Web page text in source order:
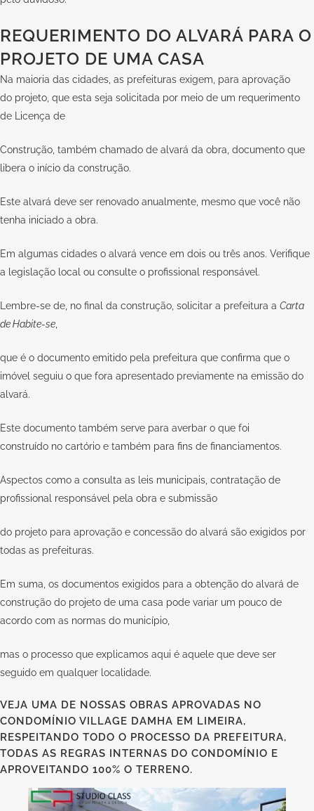
REQUERIMENTO DO ALVARÁ PARA O
PROJETO DE UMA CASA
Na maioria das cidades, as prefeituras exigem, para aprovação
do projeto, que esta seja solicitada por meio de um requerimento
de Licença de
Construção, também chamado de alvará da obra, documento que
libera o início da construção.
Este alvará deve ser renovado anualmente, mesmo que você não
tenha iniciado a obra.
Em algumas cidades o alvará vence em dois ou três anos. Verifique
a legislação local ou consulte o profissional responsável.
Lembre-se de, no final da construção, solicitar a prefeitura a Carta
de Habite-se,
que é o documento emitido pela prefeitura que confirma que o
imóvel seguiu o que fora apresentado previamente na emissão do
alvará.
Este documento também serve para averbar o que foi
construído no cartório e também para fins de financiamentos.
Aspectos como a consulta as leis municipais, contratação de
profissional responsável pela obra e submissão
do projeto para aprovação e concessão do alvará são exigidos por
todas as prefeituras.
Em suma, os documentos exigidos para a obtenção do alvará de
construção do projeto de uma casa pode variar um pouco de
acordo com as normas do município,
mas o processo que explicamos aqui é aquele que deve ser
seguido em qualquer localidade.
VEJA UMA DE NOSSAS OBRAS APROVADAS NO
CONDOMÍNIO VILLAGE DAMHA EM LIMEIRA,
RESPEITANDO TODO O PROCESSO DA PREFEITURA,
TODAS AS REGRAS INTERNAS DO CONDOMÍNIO E
APROVEITANDO 100% O TERRENO.